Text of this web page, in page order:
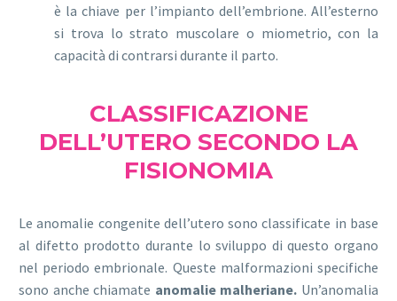
è la chiave per l’impianto dell’embrione. All’esterno
si trova lo strato muscolare o miometrio, con la
capacità di contrarsi durante il parto.
CLASSIFICAZIONE
DELL’UTERO SECONDO LA
FISIONOMIA
Le anomalie congenite dell’utero sono classificate in base
al difetto prodotto durante lo sviluppo di questo organo
nel periodo embrionale. Queste malformazioni specifiche
sono anche chiamate anomalie malheriane. Un’anomalia